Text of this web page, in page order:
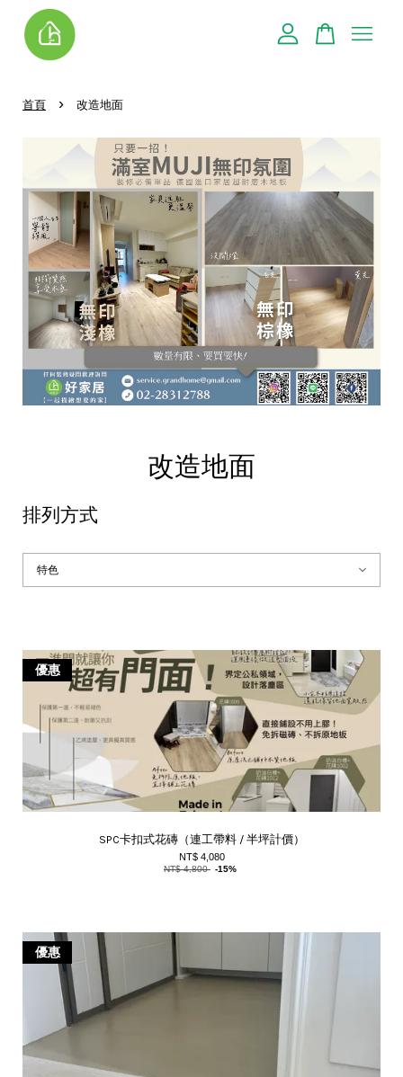
首頁 › 改造地面
改造地面
排列方式
優惠
SPC卡扣式花磚（連工帶料 / 半坪計價）
NT$ 4,080
NT$ 4,800 -15%
優惠
您的購物車目前還是空的。